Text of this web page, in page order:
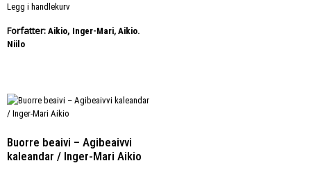
Legg i handlekurv
Forfatter: Aikio, Inger-Mari, Aikio.
Niilo
Buorre beaivi – Agibeaivvi
kaleandar / Inger-Mari Aikio